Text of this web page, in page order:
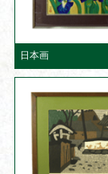
日本画